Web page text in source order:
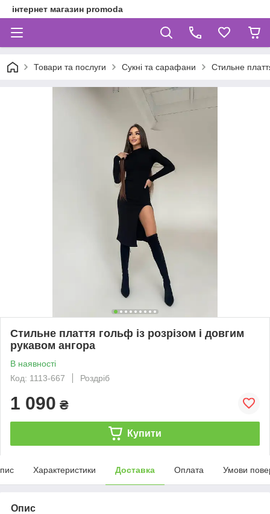
інтернет магазин promoda
Товари та послуги Сукні та сарафани Стильне
Стильне плаття гольф із розрізом і довгим
рукавом ангора
В наявності
Код: 1113-667
Роздріб
1 090 ₴
Купити
Характеристики Доставка Оплата Умови
Опис